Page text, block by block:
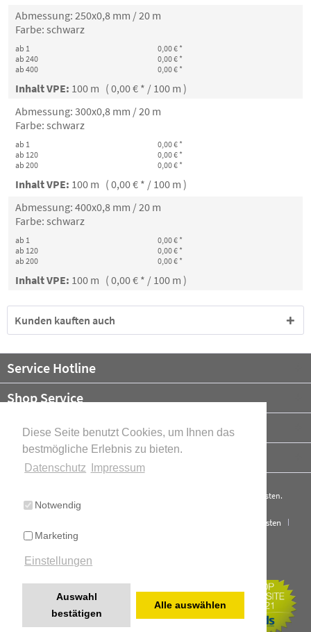
Diese Seite benutzt Cookies, um Ihnen das
bestmögliche Erlebnis zu bieten.
Datenschutz
Impressum
Notwendig
Marketing
Einstellungen
Auswahl
bestätigen
Alle auswählen
Abmessung: 250x0,8 mm / 20 m
Farbe: schwarz
ab 1
0,00 € *
ab 240
0,00 € *
ab 400
0,00 € *
Inhalt VPE: 100 m ( 0,00 € * / 100 m )
Abmessung: 300x0,8 mm / 20 m
Farbe: schwarz
ab 1
0,00 € *
ab 120
0,00 € *
ab 200
0,00 € *
Inhalt VPE: 100 m ( 0,00 € * / 100 m )
Abmessung: 400x0,8 mm / 20 m
Farbe: schwarz
ab 1
0,00 € *
ab 120
0,00 € *
ab 200
0,00 € *
Inhalt VPE: 100 m ( 0,00 € * / 100 m )
Kunden kauften auch
Service Hotline
Shop Service
Informationen
Newsletter
Versandkosten.
Versand und Kosten
Realisiert mit Shopware